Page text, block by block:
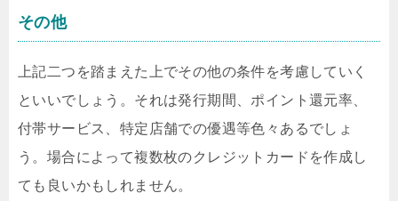
その他
上記二つを踏まえた上でその他の条件を考慮していく
といいでしょう。それは発行期間、ポイント還元率、
付帯サービス、特定店舗での優遇等色々あるでしょ
う。場合によって複数枚のクレジットカードを作成し
ても良いかもしれません。